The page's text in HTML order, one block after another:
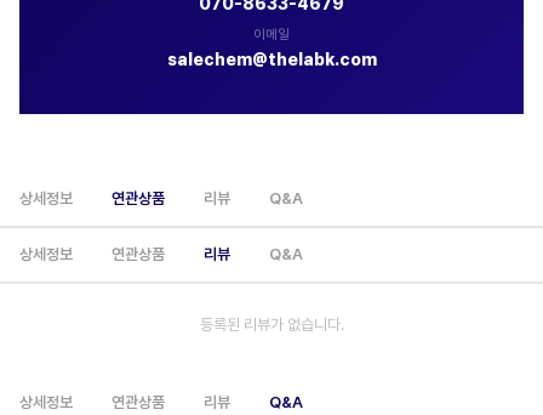
이메일
salechem@thelabk.com
상세정보 연관상품 리뷰 Q&A
상세정보 연관상품 리뷰 Q&A
등록된 리뷰가 없습니다.
상세정보 연관상품 리뷰 Q&A